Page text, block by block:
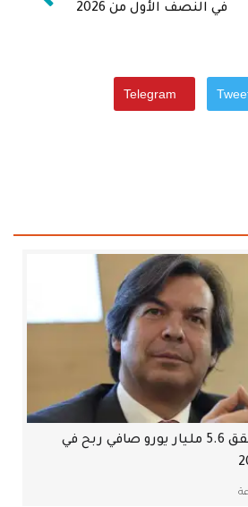
في النصف الأول من 2026
إنتيسا سان باولو تحقق 5.6 مليار يورو صافي ربح في